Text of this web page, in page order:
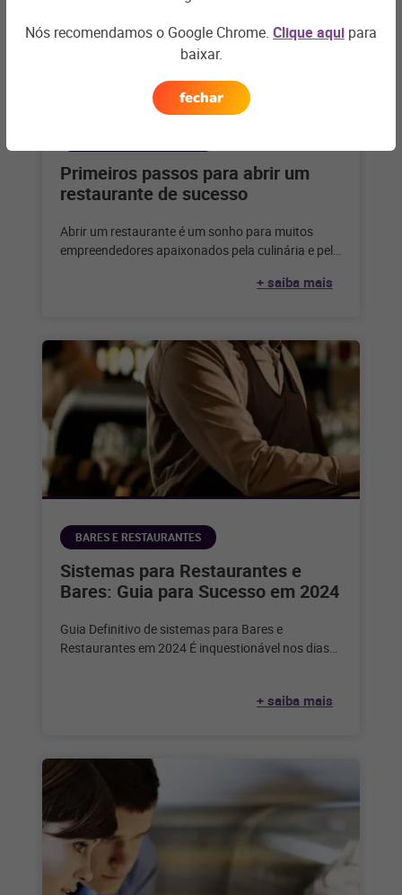
Primeiros passos para abrir um
restaurante de sucesso
Abrir um restaurante é um sonho para muitos
empreendedores apaixonados pela culinária e pelo
+ saiba mais
BARES E RESTAURANTES
Sistemas para Restaurantes e
Bares: Guia para Sucesso em 2024
Guia Definitivo de sistemas para Bares e
Restaurantes em 2024 É inquestionável nos dias
+ saiba mais
Nós recomendamos o Google Chrome. Clique aqui para
baixar.
fechar